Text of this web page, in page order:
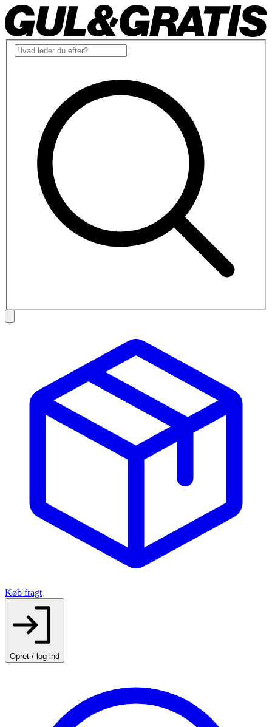
Køb fragt
Opret / log ind